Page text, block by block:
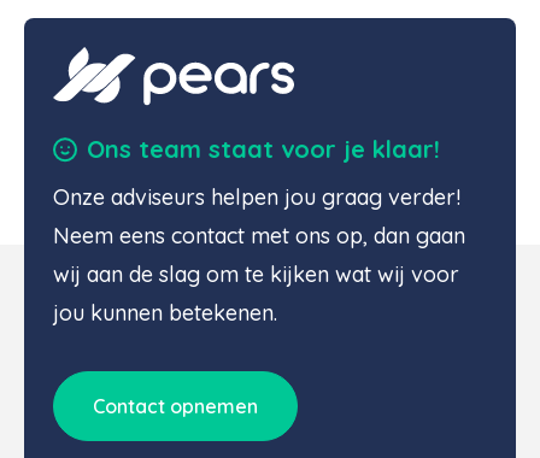
Ons team staat voor je klaar!
Onze adviseurs helpen jou graag verder!
Neem eens contact met ons op, dan gaan
wij aan de slag om te kijken wat wij voor
jou kunnen betekenen.
Contact opnemen